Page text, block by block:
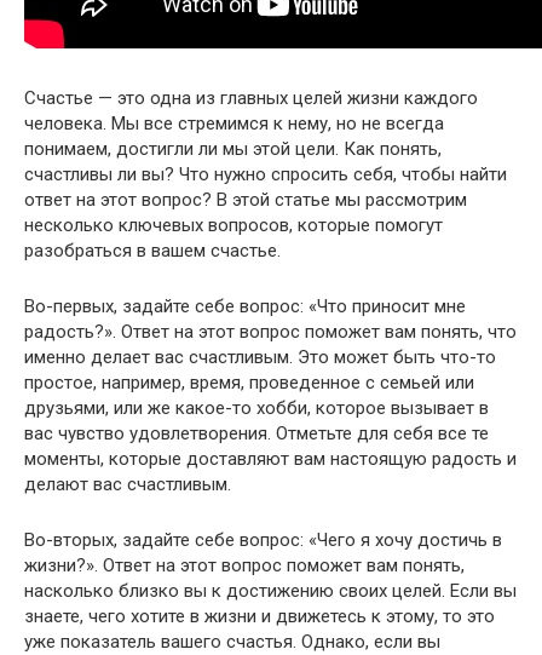
Счастье — это одна из главных целей жизни каждого
человека. Мы все стремимся к нему, но не всегда
понимаем, достигли ли мы этой цели. Как понять,
счастливы ли вы? Что нужно спросить себя, чтобы найти
ответ на этот вопрос? В этой статье мы рассмотрим
несколько ключевых вопросов, которые помогут
разобраться в вашем счастье.
Во-первых, задайте себе вопрос: «Что приносит мне
радость?». Ответ на этот вопрос поможет вам понять, что
именно делает вас счастливым. Это может быть что-то
простое, например, время, проведенное с семьей или
друзьями, или же какое-то хобби, которое вызывает в
вас чувство удовлетворения. Отметьте для себя все те
моменты, которые доставляют вам настоящую радость и
делают вас счастливым.
Во-вторых, задайте себе вопрос: «Чего я хочу достичь в
жизни?». Ответ на этот вопрос поможет вам понять,
насколько близко вы к достижению своих целей. Если вы
знаете, чего хотите в жизни и движетесь к этому, то это
уже показатель вашего счастья. Однако, если вы